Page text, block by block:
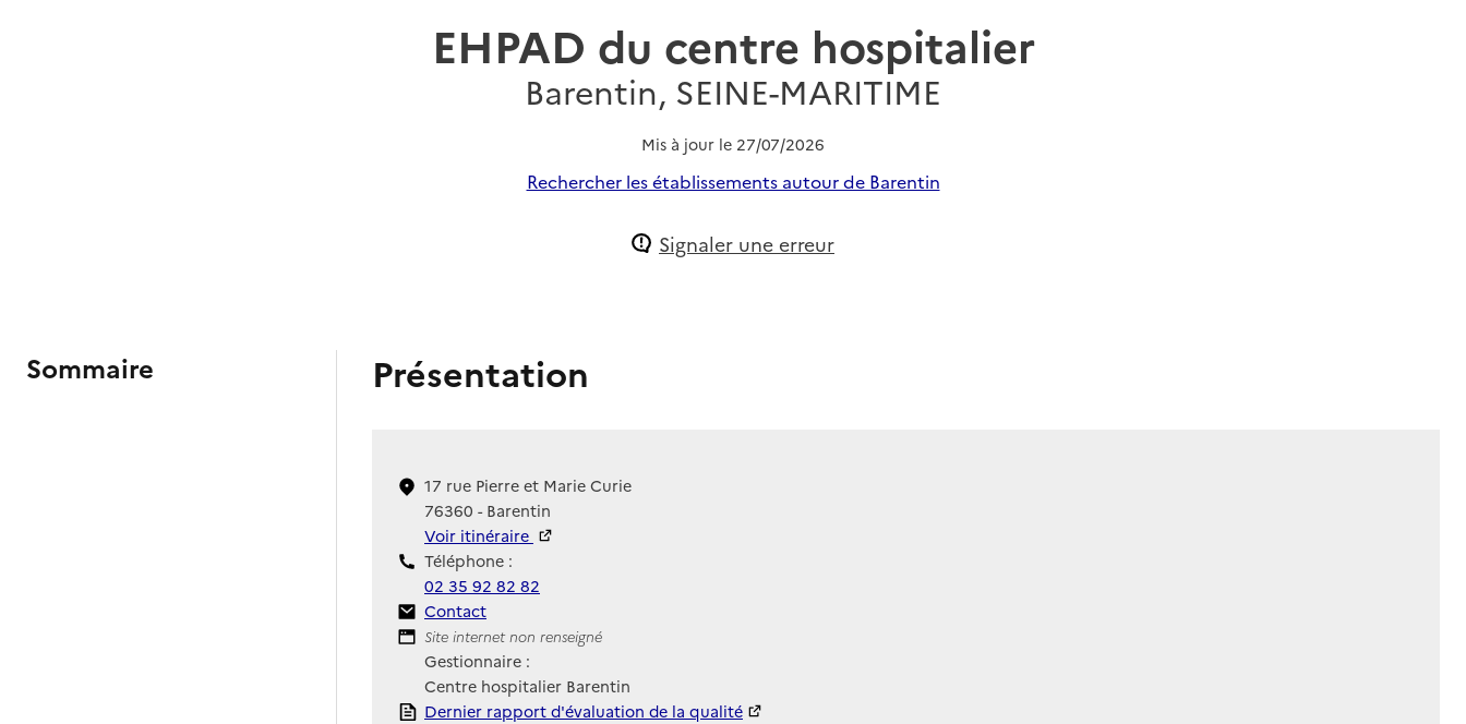
EHPAD du centre hospitalier
Barentin, SEINE-MARITIME
Mis à jour le 27/07/2026
Rechercher les établissements autour de Barentin
Signaler une erreur
Sommaire Présentation
17 rue Pierre et Marie Curie
76360 - Barentin
Voir itinéraire
Téléphone :
02 35 92 82 82
Contact
Contact
Site Internet
Site internet non renseigné
Gestionnaire :
Centre hospitalier Barentin
Rapport HAS
Dernier rapport d'évaluation de la qualité